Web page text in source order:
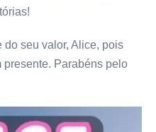
do seu valor, Alice, pois
presente. Parabéns pelo